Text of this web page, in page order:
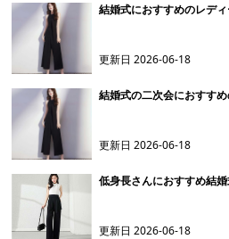
結婚式におすすめのレデ
更新日2026-06-18
結婚式の二次会におすす
更新日2026-06-18
低身長さんにおすすめ結
更新日2026-06-18